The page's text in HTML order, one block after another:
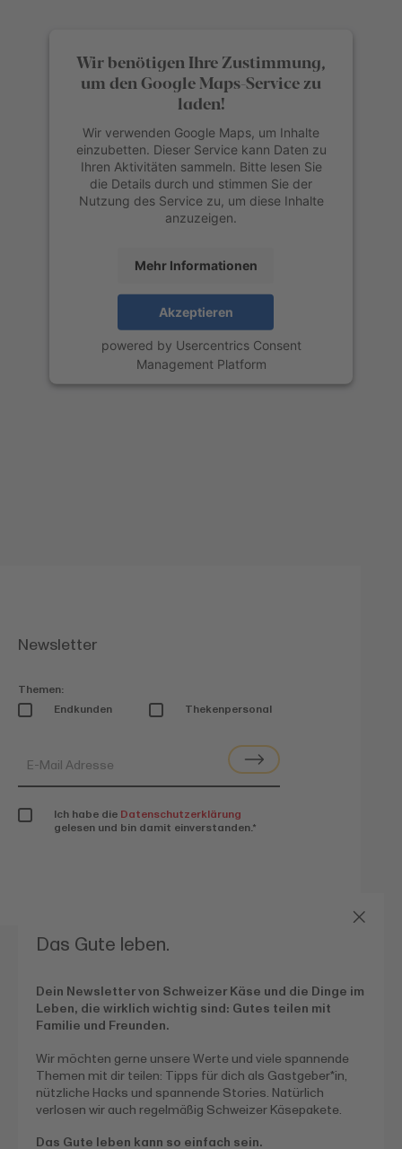
Wir benötigen Ihre Zustimmung,
um den Google Maps-Service zu
laden!
Wir verwenden Google Maps, um Inhalte
einzubetten. Dieser Service kann Daten zu
Ihren Aktivitäten sammeln. Bitte lesen Sie
die Details durch und stimmen Sie der
Nutzung des Service zu, um diese Inhalte
anzuzeigen.
Mehr Informationen
Akzeptieren
powered by Usercentrics Consent
Management Platform
Newsletter
Themen:
Endkunden
Thekenpersonal
Ich habe die Datenschutzerklärung
gelesen und bin damit einverstanden.*
Kontakt
Switzerland Cheese
Marketing GmbH
Bretonischer Ring 15
D-85630 Grasbrunn
+49 (0)81 06 89 87 0
Soziale Medien
youtube
instagram
facebook
Das Gute leben.
Dein Newsletter von Schweizer Käse und die Dinge im
Leben, die wirklich wichtig sind: Gutes teilen mit
Familie und Freunden.
Wir möchten gerne unsere Werte und viele spannende
Themen mit dir teilen: Tipps für dich als Gastgeber*in,
nützliche Hacks und spannende Stories. Natürlich
verlosen wir auch regelmäßig Schweizer Käsepakete.
Das Gute leben kann so einfach sein.